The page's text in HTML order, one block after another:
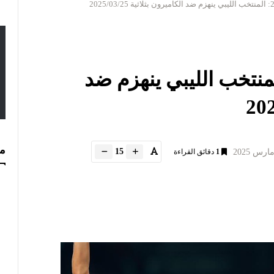
مونديال 2026: المنتخب الليبي ينهزم ضد
1 دقائق القراءة 15